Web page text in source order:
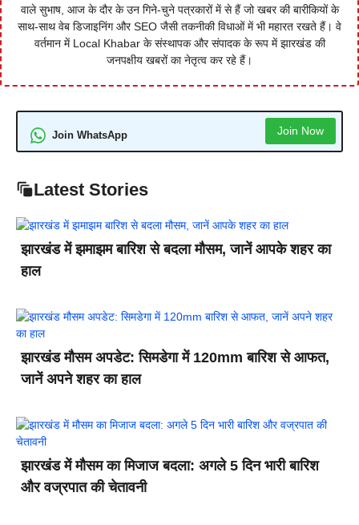
वाले सुभाष, आज के दौर के उन गिने-चुने पत्रकारों में से हैं जो खबर की बारीकियों के
साथ-साथ वेब डिजाइनिंग और SEO जैसी तकनीकी विधाओं में भी महारत रखते हैं। वे
वर्तमान में Local Khabar के संस्थापक और संपादक के रूप में झारखंड की
जनपक्षीय खबरों का नेतृत्व कर रहे हैं।
Join WhatsApp Join Now
Latest Stories
झारखंड में झमाझम बारिश से बदला मौसम, जानें आपके शहर का
हाल
झारखंड मौसम अपडेट: सिमडेगा में 120mm बारिश से आफत,
जानें अपने शहर का हाल
झारखंड में मौसम का मिजाज बदला: अगले 5 दिन भारी बारिश
और वज्रपात की चेतावनी